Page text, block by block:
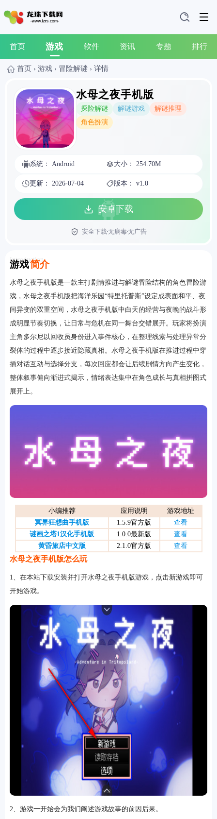
首页 游戏 软件 资讯 专题 排行
首页 › 游戏 › 冒险解谜 › 详情
水母之夜手机版
探险解谜 解谜游戏
解谜推理
角色扮演
系统： Android 大小： 254.70M
更新： 2026-07-04 版本： v1.0
安卓下载
安全下载无病毒无广告
游戏简介
Introduction
水母之夜手机版是一款主打剧情推进与解谜冒险结构的角色冒险游
戏，水母之夜手机版把海洋乐园“特里托普斯”设定成表面和平、夜
间异变的双重空间，水母之夜手机版中白天的经营与夜晚的战斗形
成明显节奏切换，让日常与危机在同一舞台交错展开。玩家将扮演
主角多尔尼以回收员身份进入事件核心，在整理线索与处理异常分
裂体的过程中逐步接近隐藏真相。水母之夜手机版在推进过程中穿
插对话互动与选择分支，每次回应都会让后续剧情方向产生变化，
整体叙事偏向渐进式揭示，情绪表达集中在角色成长与真相拼图式
展开上。
小编推荐 应用说明
游戏地址
冥界狂想曲手机版
1.5.9官方版
查看
谜画之塔1汉化手机版
1.0.0最新版
查看
黄昏旅店中文版
2.1.0官方版 查看
水母之夜手机版怎么玩
1、在本站下载安装并打开水母之夜手机版游戏，点击新游戏即可
开始游戏。
2、游戏一开始会为我们阐述游戏故事的前因后果。